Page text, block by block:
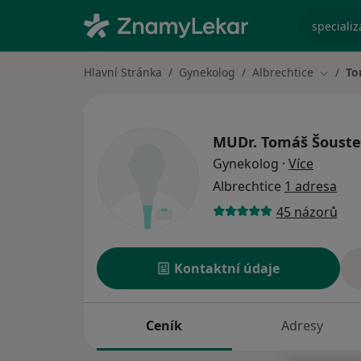
Hlavní Stránka Gynekolog Albrechtice Změna
MUDr. Tomáš
Gynekolog · Více
Albrechtice 1 adresa
45 názorů
Kontaktní údaje
Ceník Adresy